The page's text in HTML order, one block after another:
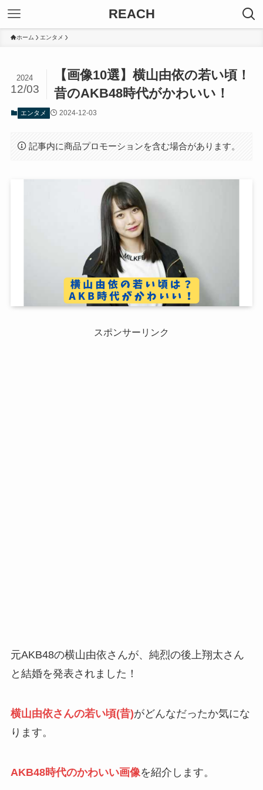
REACH
ホーム エンタメ
【画像10選】横山由依の若い頃！
昔のAKB48時代がかわいい！
2024
12/03
エンタメ 2024-12-03
記事内に商品プロモーションを含む場合があります。
スポンサーリンク
元AKB48の横山由依さんが、純烈の後上翔太さん
と結婚を発表されました！
横山由依さんの若い頃(昔)がどんなだったか気にな
ります。
AKB48時代のかわいい画像を紹介します。